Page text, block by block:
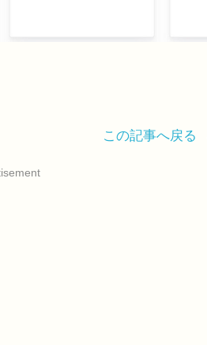
この記事へ戻る